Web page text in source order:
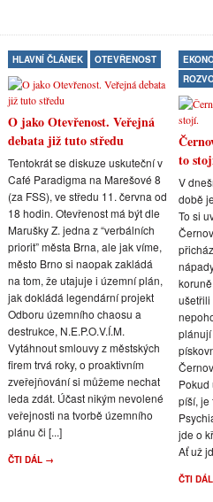
HLAVNÍ ČLÁNEK OTEVŘENOST
O jako Otevřenost. Veřejná
debata již tuto středu
Tentokrát se diskuze uskuteční v
Café Paradigma na Marešové 8
(za FSS), ve středu 11. června od
18 hodin. Otevřenost má být dle
Marušky Z. jedna z “verbálních
priorit” města Brna, ale jak víme,
město Brno si naopak zakládá
na tom, že utajuje i územní plán,
jak dokládá legendární projekt
Odboru územního chaosu a
destrukce, N.E.P.O.V.Í.M.
Vytáhnout smlouvy z městských
firem trvá roky, o proaktivním
zveřejňování si můžeme nechat
leda zdát. Účast nikým nevolené
veřejnosti na tvorbě územního
plánu či [...]
ČTI DÁL →
to
V
době
To si
ušetřili
Pokud
píší, je
jde o
Ať už
ČTI